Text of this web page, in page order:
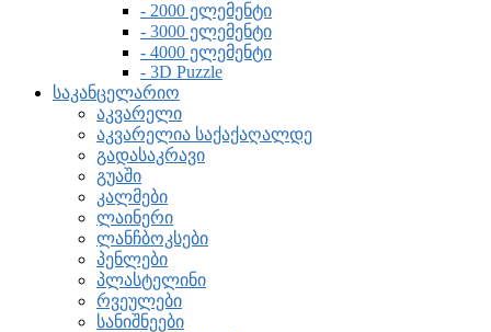
- 2000 ელემენტი
- 3000 ელემენტი
- 4000 ელემენტი
- 3D Puzzle
საკანცელარიო
აკვარელი
აკვარელია საქაქაღალდე
გადასაკრავი
გუაში
კალმები
ლაინერი
ლანჩბოკსები
პენლები
პლასტელინი
რვეულები
სანიშნეები